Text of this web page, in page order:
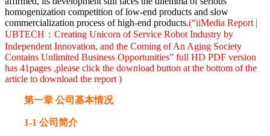
homogenization competition of low-end products and slow
commercialization process of high-end products.(“iiMedia Report |
UBTECH：Creating Unicorn of Service Robot Industry by
Independent Innovation, and the Coming of An Aging Society
Contains Unlimited Business Opportunities” full HD PDF version
has 41pages ,please click the download button at the bottom of the
article to download the report )
第一章 公司基本情况
1-1 公司简介